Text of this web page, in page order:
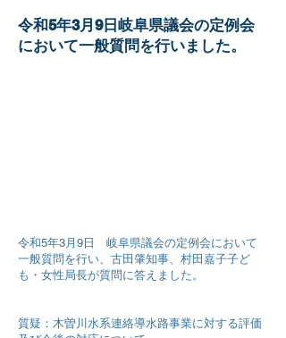
令和5年3月9日岐阜県議会の定例会
において一般質問を行いました。
令和5年3月9日 岐阜県議会の定例会において
一般質問を行い、古田肇知事、村田嘉子子ど
も・女性局長が質問に答えました。
質疑：木曽川水系連絡導水路事業に対する評価